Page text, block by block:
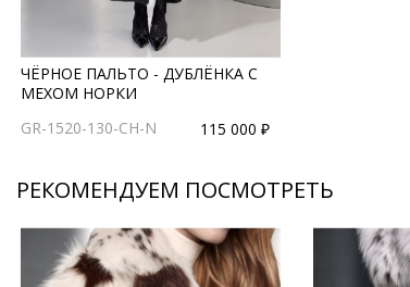
ЧЁРНОЕ ПАЛЬТО - ДУБЛЁНКА С
МЕХОМ НОРКИ
GR-1520-130-CH-N
115 000 ₽
РЕКОМЕНДУЕМ ПОСМОТРЕТЬ